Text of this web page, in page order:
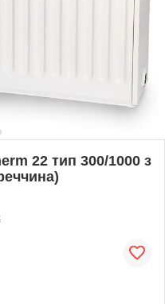
22 тип 300/1000 з